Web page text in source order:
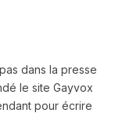
dans la presse
le site Gayvox
pour écrire